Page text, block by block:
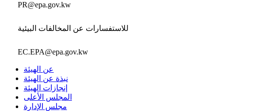
PR@epa.gov.kw
للاستفسارات عن المخالفات البيئية
EC.EPA@epa.gov.kw
عن الهيئة
نبذة عن الهيئة
إنجازات الهيئة
المجلس الأعلى
مجلس الإدارة